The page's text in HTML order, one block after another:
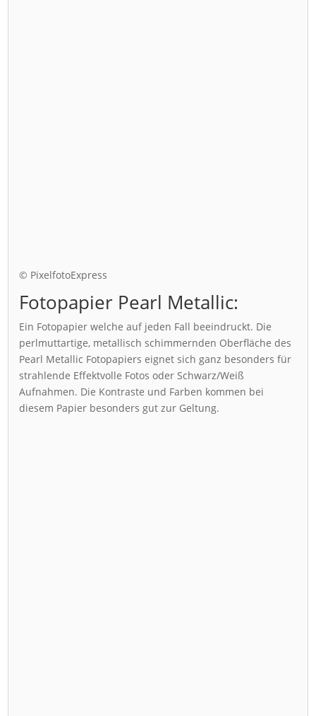
© PixelfotoExpress
Fotopapier Pearl Metallic:
Ein Fotopapier welche auf jeden Fall beeindruckt. Die
perlmuttartige, metallisch schimmernden Oberfläche des
Pearl Metallic Fotopapiers eignet sich ganz besonders für
strahlende Effektvolle Fotos oder Schwarz/Weiß
Aufnahmen. Die Kontraste und Farben kommen bei
diesem Papier besonders gut zur Geltung.